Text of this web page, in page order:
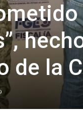
de la